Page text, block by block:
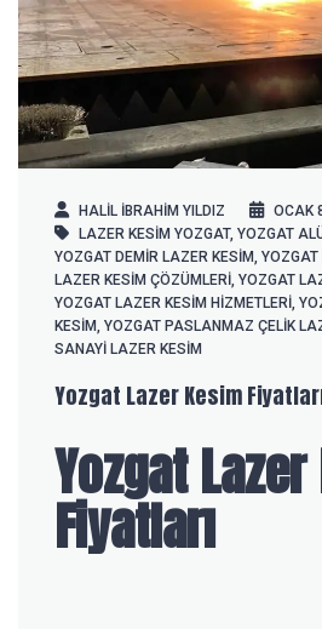
HALIL IBRAHIM YILDIZ
OCAK
LAZER KESIM YOZGAT, YOZGAT
YOZGAT DEMIR LAZER KESIM, YOZGAT
LAZER KESIM ÇÖZÜMLERI, YOZGAT
YOZGAT LAZER KESIM HIZMETLERI,
KESIM, YOZGAT PASLANMAZ ÇELIK
SANAYI LAZER KESIM
Yozgat Lazer Kesim
Yozgat
Fiyatları